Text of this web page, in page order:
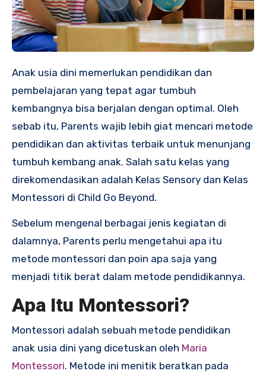
Anak usia dini memerlukan pendidikan dan
pembelajaran yang tepat agar tumbuh
kembangnya bisa berjalan dengan optimal. Oleh
sebab itu, Parents wajib lebih giat mencari metode
pendidikan dan aktivitas terbaik untuk menunjang
tumbuh kembang anak. Salah satu kelas yang
direkomendasikan adalah Kelas Sensory dan Kelas
Montessori di Child Go Beyond.
Sebelum mengenal berbagai jenis kegiatan di
dalamnya, Parents perlu mengetahui apa itu
metode montessori dan poin apa saja yang
menjadi titik berat dalam metode pendidikannya.
Apa Itu Montessori?
Montessori adalah sebuah metode pendidikan
anak usia dini yang dicetuskan oleh Maria
Montessori. Metode ini menitik beratkan pada